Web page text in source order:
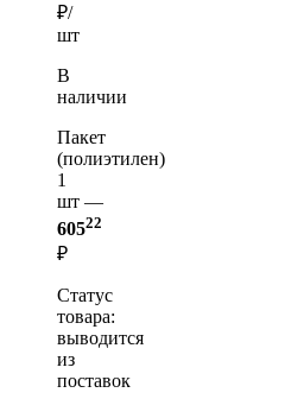
₽/
шт
В
наличии
Пакет
(полиэтилен)
1
шт —
60522
₽
Статус
товара:
выводится
из
поставок